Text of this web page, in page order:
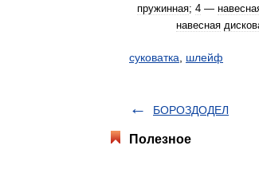
пружинная; 4—
навесная
суковатка
шлейф
БОРОЗДОДЕЛ
Полезное